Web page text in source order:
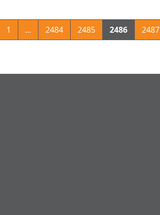
1 ... 2484 2485 2486 2487